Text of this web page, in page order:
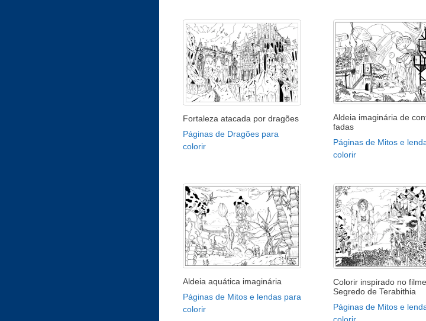
Fortaleza atacada por dragões
Páginas de Dragões para
colorir
Aldeia imaginária de
fadas
Páginas de Mitos e
colorir
Aldeia aquática imaginária
Páginas de Mitos e lendas para
colorir
Colorir inspirado no
Segredo de Terabithia
Páginas de Mitos e
colorir